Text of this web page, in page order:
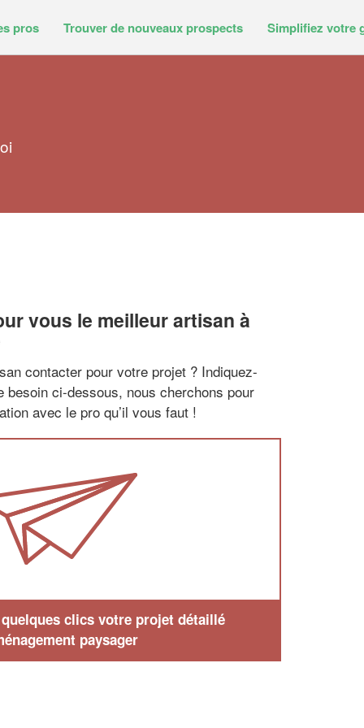
pros Trouver de nouveaux prospects Simplifiez votre
vous le meilleur artisan à
contacter pour votre projet ? Indiquez-
besoin ci-dessous, nous cherchons pour
avec le pro qu’il vous faut !
clics votre projet détaillé
paysager